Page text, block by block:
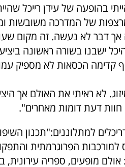
בהופעה של עידן רייכל
של המדרכה משובשות
דבר לא נעשה. זה מקום
ישבנו בשורה ראשונה
קדימה הכסאות לא מספיק
לא ראיתי את האולם אך
חוות דעת דומות מאחרים".
למתלוננים:"תכנון
הפרוגרמתית
מופעים, ספריה עירונית,